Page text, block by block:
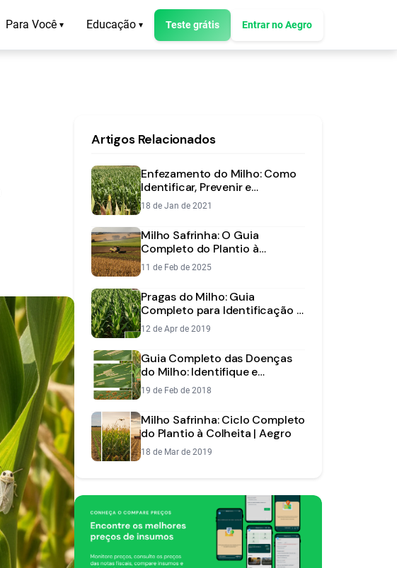
Para Você ▾ Educação ▾ Teste grátis Entrar no Aegro
Artigos Relacionados
Enfezamento do Milho: Como
Identificar, Prevenir e
Controlar
18 de Jan de 2021
Milho Safrinha: O Guia
Completo do Plantio à
Colheita Lucrativa
11 de Feb de 2025
Pragas do Milho: Guia
Completo para Identificação e
Manejo Eficiente
12 de Apr de 2019
Guia Completo das Doenças
do Milho: Identifique e
Controle as Principais
19 de Feb de 2018
Milho Safrinha: Ciclo Completo
do Plantio à Colheita | Aegro
18 de Mar de 2019